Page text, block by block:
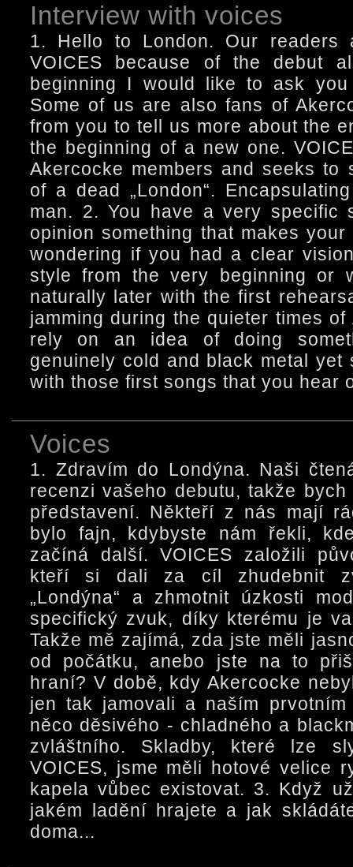
Interview with voices
1. Hello to London. Our readers
VOICES because of the debut
beginning I would like to ask
Some of us are also fans of
from you to tell us more about the
the beginning of a new one.
Akercocke members and seeks to
of a dead „London“.
man. 2. You have a very specific
opinion something that makes
wondering if you had a clear
style from the very beginning or
naturally later with the first
jamming during the quieter times
rely on an idea of doing
genuinely cold and black metal yet
with those first songs that you hear
Voices
1. Zdravím do Londýna. Naši
recenzi vašeho debutu, takže
představení. Někteří z nás mají
bylo fajn, kdybyste nám řekli,
začíná další. VOICES založili
kteří si dali za cíl zhudebnit
„Londýna“ a zhmotnit úzkosti
specifický zvuk, díky kterému je
Takže mě zajímá, zda jste měli
od počátku, anebo jste na to
hraní? V době, kdy Akercocke
jen tak jamovali a naším
něco děsivého - chladného a
zvláštního. Skladby, které lze
VOICES, jsme měli hotové velice
kapela vůbec existovat. 3. Když
jakém ladění hrajete a jak
doma...